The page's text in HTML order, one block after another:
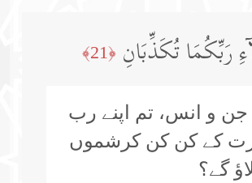
رَبِّكُمَا تُكَذِّبَانِ ﴿21﴾
و انس، تم اپنے رب
کے کن کن کرشموں
گے؟